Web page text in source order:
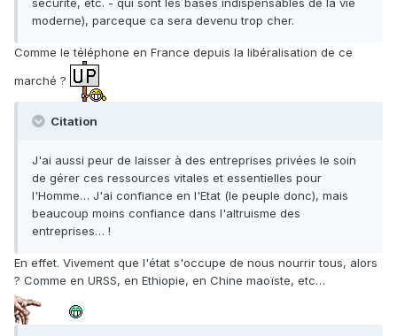
sécurité, etc. - qui sont les bases indispensables de la vie
moderne), parceque ca sera devenu trop cher.
Comme le téléphone en France depuis la libéralisation de ce
marché ?
Citation
J'ai aussi peur de laisser à des entreprises privées le soin
de gérer ces ressources vitales et essentielles pour
l'Homme… J'ai confiance en l'Etat (le peuple donc), mais
beaucoup moins confiance dans l'altruisme des
entreprises… !
En effet. Vivement que l'état s'occupe de nous nourrir tous, alors
? Comme en URSS, en Ethiopie, en Chine maoïste, etc…